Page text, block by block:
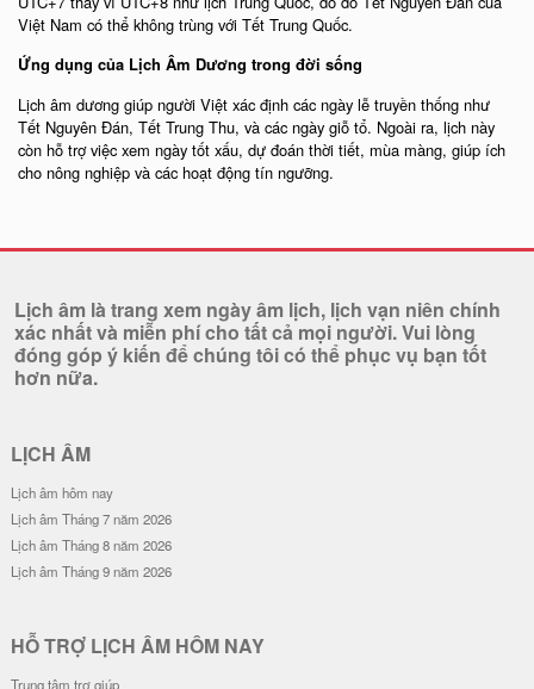
Việt Nam có thể không trùng với Tết Trung Quốc.
Ứng dụng của Lịch Âm Dương trong đời sống
Lịch âm dương giúp người Việt xác định các ngày lễ truyền thống như
Tết Nguyên Đán, Tết Trung Thu, và các ngày giỗ tổ. Ngoài ra, lịch này
còn hỗ trợ việc xem ngày tốt xấu, dự đoán thời tiết, mùa màng, giúp ích
cho nông nghiệp và các hoạt động tín ngưỡng.
Lịch âm là trang xem ngày âm lịch, lịch vạn niên chính
xác nhất và miễn phí cho tất cả mọi người. Vui lòng
đóng góp ý kiến để chúng tôi có thể phục vụ bạn tốt
hơn nữa.
LỊCH ÂM
Lịch âm hôm nay
Lịch âm Tháng 7 năm 2026
Lịch âm Tháng 8 năm 2026
Lịch âm Tháng 9 năm 2026
HỖ TRỢ LỊCH ÂM HÔM NAY
Trung tâm trợ giúp